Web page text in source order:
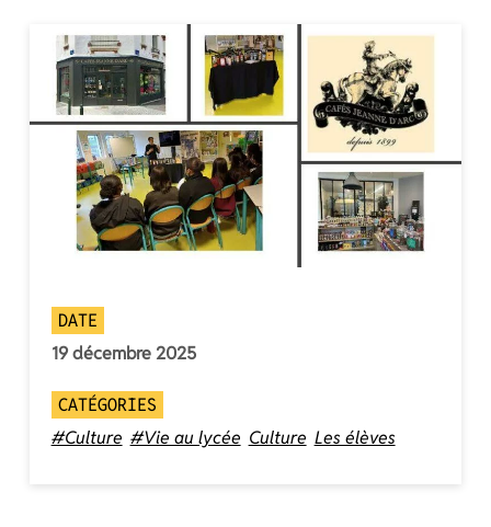
DATE
19 décembre 2025
CATÉGORIES
#Culture #Vie au lycée Culture Les élèves